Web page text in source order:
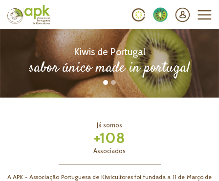
Kiwis de Portugal
sabor único made in portugal
Já somos
+114
Associados
A APK - Associação Portuguesa de Kiwicultores foi fundada a 11 de Março de